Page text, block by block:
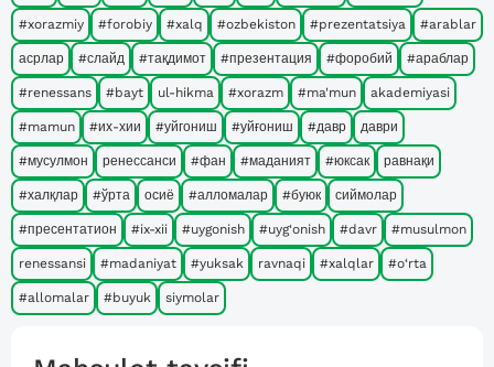
#xorazmiy #forobiy #xalq #ozbekiston #prezentatsiya #arablar
асрлар #слайд #тақдимот #презентация #форобий #араблар
#renessans #bayt ul-hikma #xorazm #ma'mun akademiyasi
#mamun #их-хии #уйгониш #уйғониш #давр даври
#мусулмон ренессанси #фан #маданият #юксак равнақи
#халқлар #ўрта осиё #алломалар #буюк сиймолар
#пресентатион #ix-xii #uygonish #uyg‘onish #davr #musulmon
renessansi #madaniyat #yuksak ravnaqi #xalqlar #o‘rta
#allomalar #buyuk siymolar